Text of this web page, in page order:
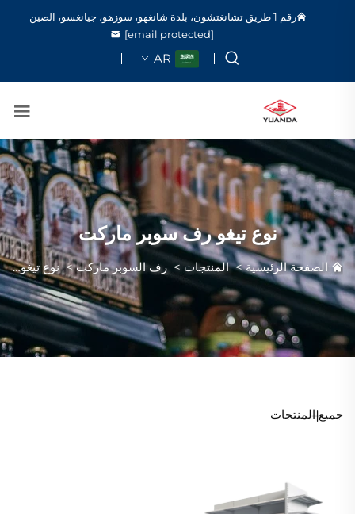
رقم 1 طريق تشانغتشون، بلدة شانغهو، سوزهو، جيانغسو، الصين
[email protected]
AR
نوع تيغو رف سوبر ماركت
الصفحة الرئيسية>المنتجات> رف السوبر ماركت>نوع تيغو رف سوبر ماركت
جميع المنتجات